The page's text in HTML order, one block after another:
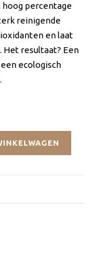
percentage
reinigende
en laat
Het resultaat? Een
ecologisch